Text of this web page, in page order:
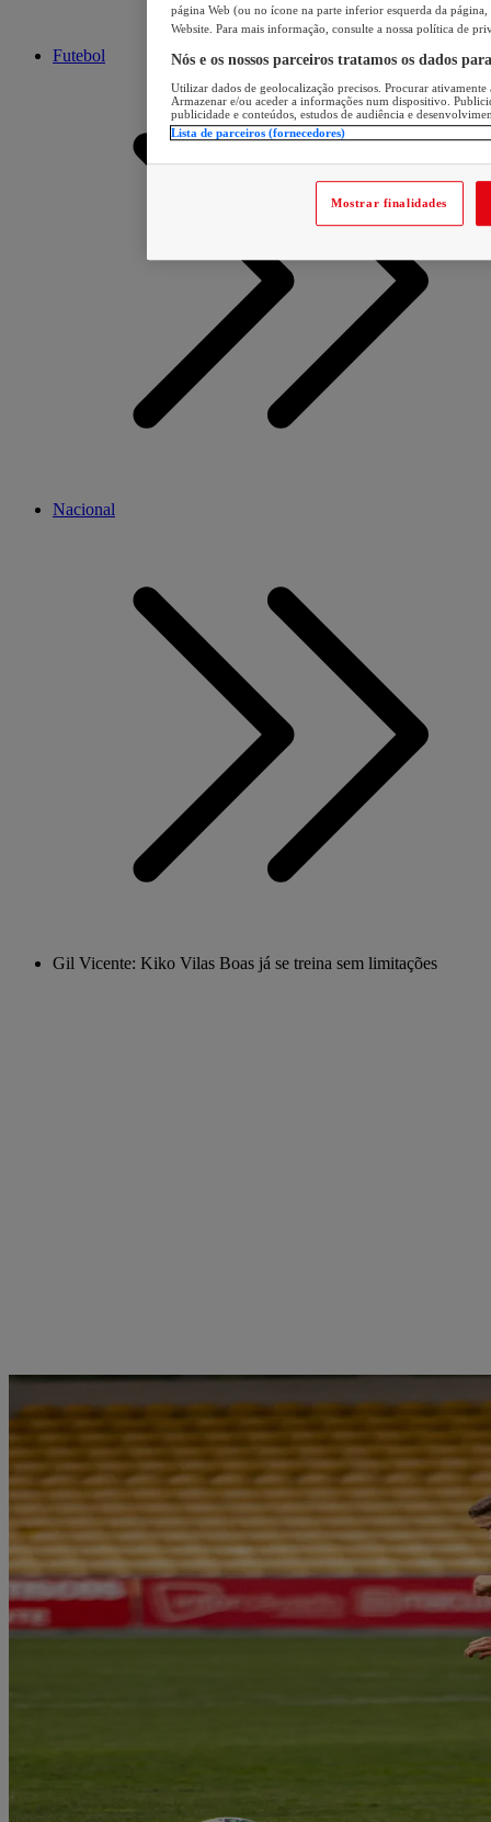
Futebol
Nacional
Gil Vicente: Kiko Vilas Boas já se treina sem limitações
página Web (ou no ícone na parte inferior esquerda da página,
Website. Para mais informação, consulte a nossa política de
Nós e os nossos parceiros tratamos os dados
Utilizar dados de geolocalização precisos. Procurar
Armazenar e/ou aceder a informações num dispositivo.
publicidade e conteúdos, estudos de audiência e
Lista de parceiros (fornecedores)
Mostrar finalidades